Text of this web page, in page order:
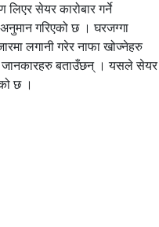
सेयर कारोबार गर्ने
गरिएको छ । घरजग्गा
लगानी गरेर नाफा खोज्नेहरु
जानकारहरु बताउँछन् । यसले सेयर
छ ।